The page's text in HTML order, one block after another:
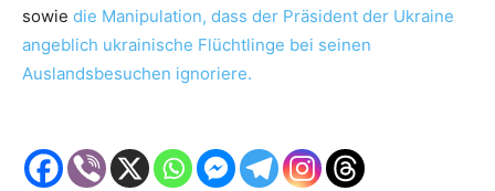
sowie die Manipulation, dass der Präsident der Ukraine
angeblich ukrainische Flüchtlinge bei seinen
Auslandsbesuchen ignoriere.